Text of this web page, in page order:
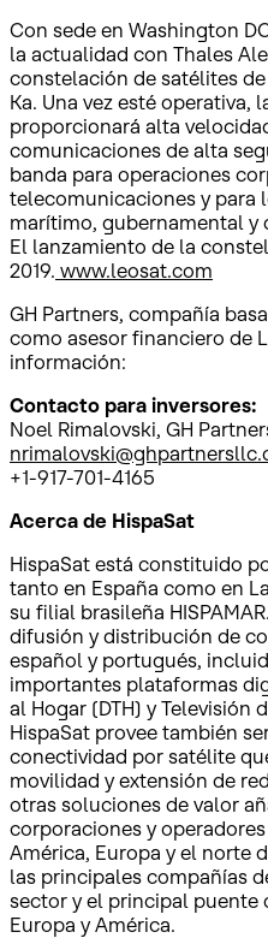
Con sede en Washington
la actualidad con Thales
constelación de satélites
Ka. Una vez esté operativa,
proporcionará alta
comunicaciones de alta
banda para operaciones
telecomunicaciones y para
marítimo, gubernamental y
El lanzamiento de la
2019. www.leosat.com
GH Partners, compañía
como asesor financiero de
información:
Contacto para inversores:
Noel Rimalovski, GH
+1-917-701-4165
Acerca de HispaSat
HispaSat está constituido
tanto en España como en
su filial brasileña
difusión y distribución de
español y portugués,
importantes plataformas
al Hogar (DTH) y Televisión
HispaSat provee también
conectividad por satélite
movilidad y extensión de
otras soluciones de valor
corporaciones y
América, Europa y el norte
las principales compañías
sector y el principal puente
Europa y América.